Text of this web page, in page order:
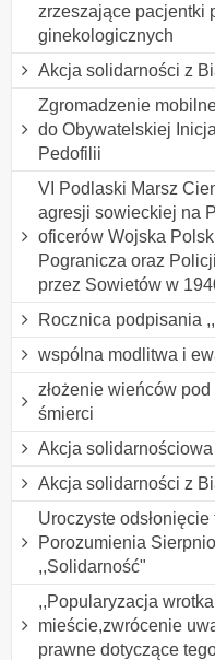
zrzeszające pacjentki
ginekologicznych
Akcja solidarności z
Zgromadzenie
do Obywatelskiej
Pedofilii
VI Podlaski Marsz
agresji sowieckiej na
oficerów Wojska
Pogranicza oraz
przez Sowietów w
Rocznica podpisania
wspólna modlitwa i
złożenie wieńców
śmierci
Akcja solidarnościowa
Akcja solidarności z
Uroczyste
Porozumienia
,,Solidarność"
,,Popularyzacja
mieście,zwrócenie
prawne dotyczące